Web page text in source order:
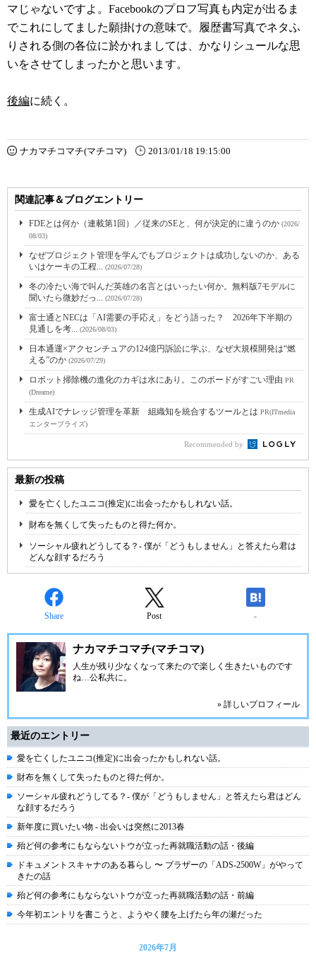
マじゃないですよ。Facebookのプロフ写真も内定が出るま
でこれにしてました願掛けの意味で。履歴書写真でネタふ
りされる側の各位に於かれましては、かなりシュールな思
いをさせてしまったかと思います。
後編に続く。
ナカマチコマチ(マチコマ) 2013/01/18 19:15:00
関連記事＆ブログエントリー
FDEとは何か（連載第1回）／従来のSEと、何が決定的に違うのか (2026/
08/03)
なぜプロジェクト管理を学んでもプロジェクトは成功しないのか、ある
いはケーキの工程... (2026/07/28)
冬の冷たい海で叫んだ英雄の名言とはいったい何か。無料版7モデルに
聞いたら微妙だっ... (2026/07/28)
富士通とNECは「AI需要の手応え」をどう語った？ 2026年下半期の
見通しを考... (2026/08/03)
日本通運×アクセンチュアの124億円訴訟に学ぶ、なぜ大規模開発は“燃
える”のか (2026/07/29)
ロボット掃除機の進化のカギは水にあり。このボードがすごい理由 PR
(Dreame)
生成AIでナレッジ管理を革新 組織知を統合するツールとは PR(ITmedia
エンタープライズ)
Recommended by
最新の投稿
愛を亡くしたユニコ(推定)に出会ったかもしれない話。
財布を無くして失ったものと得た何か。
ソーシャル疲れどうしてる？- 僕が「どうもしません」と答えたら君は
どんな顔するだろう
Share Post -
ナカマチコマチ(マチコマ)
人生が残り少なくなって来たので楽しく生きたいものです
ね…公私共に。
» 詳しいプロフィール
最近のエントリー
愛を亡くしたユニコ(推定)に出会ったかもしれない話。
財布を無くして失ったものと得た何か。
ソーシャル疲れどうしてる？- 僕が「どうもしません」と答えたら君はどん
な顔するだろう
新年度に買いたい物 - 出会いは突然に2013春
殆ど何の参考にもならないトウが立った再就職活動の話・後編
ドキュメントスキャナのある暮らし 〜 ブラザーの「ADS-2500W」がやって
きたの話
殆ど何の参考にもならないトウが立った再就職活動の話・前編
今年初エントリを書こうと、ようやく腰を上げたら年の瀬だった
2026年7月